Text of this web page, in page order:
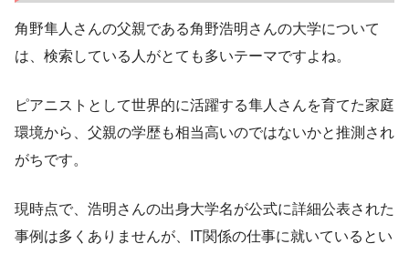
角野隼人さんの父親である角野浩明さんの大学について
は、検索している人がとても多いテーマですよね。
ピアニストとして世界的に活躍する隼人さんを育てた家庭
環境から、父親の学歴も相当高いのではないかと推測され
がちです。
現時点で、浩明さんの出身大学名が公式に詳細公表された
事例は多くありませんが、IT関係の仕事に就いているとい